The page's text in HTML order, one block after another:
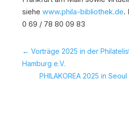
siehe www.phila-bibliothek.de.
0 69 / 78 80 09 83
← Vorträge 2025 in der
Hamburg e.V.
PHILAKOREA 2025 in